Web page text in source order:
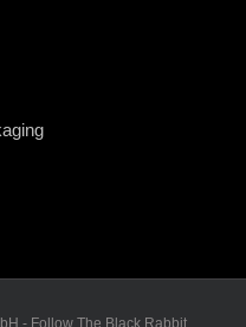
- Follow The Black Rabbit